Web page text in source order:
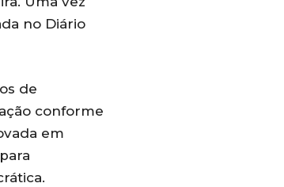
no Diário
de
conforme
em